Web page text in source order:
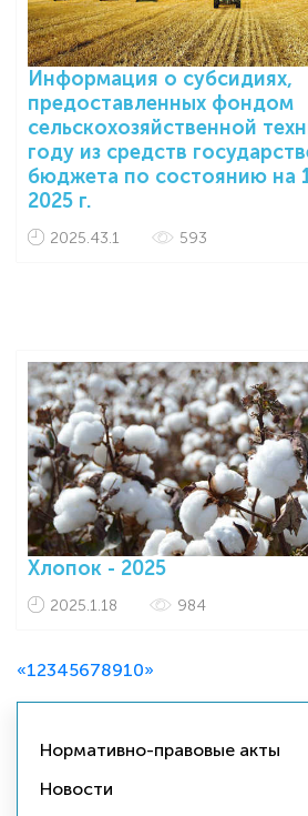
Информация о субсидиях,
предоставленных фондом
сельскохозяйственной
году из средств
бюджета по состоянию на
2025 г.
2025.43.1 593
Хлопок - 2025
2025.1.18 984
«12345678910»
Нормативно-правовые акты
Новости